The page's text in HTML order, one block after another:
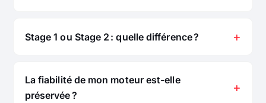
Stage 1 ou Stage 2 : quelle différence ?
La fiabilité de mon moteur est-elle
préservée ?